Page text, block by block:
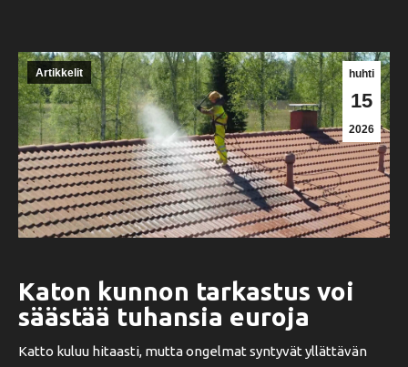
huhti
15
2026
Artikkelit
Katon kunnon tarkastus voi
säästää tuhansia euroja
Katto kuluu hitaasti, mutta ongelmat syntyvät yllättävän